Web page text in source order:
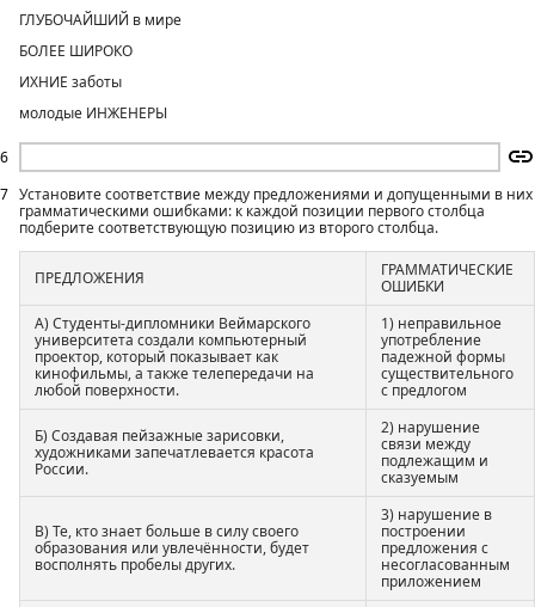
6
ГЛУБОЧАЙШИЙ в мире
БОЛЕЕ ШИРОКО
ИХНИЕ заботы
молодые ИНЖЕНЕРЫ
7 Установите соответствие между предложениями и допущенными в них
грамматическими ошибками: к каждой позиции первого столбца
подберите соответствующую позицию из второго столбца.
ПРЕДЛОЖЕНИЯ
ГРАММАТИЧЕСКИЕ
ОШИБКИ
А) Студенты-дипломники Веймарского
университета создали компьютерный
проектор, который показывает как
кинофильмы, а также телепередачи на
любой поверхности.
1) неправильное
употребление
падежной формы
существительного
с предлогом
Б) Создавая пейзажные зарисовки,
художниками запечатлевается красота
России.
2) нарушение
связи между
подлежащим и
сказуемым
В) Те, кто знает больше в силу своего
образования или увлечённости, будет
восполнять пробелы других.
3) нарушение в
построении
предложения с
несогласованным
приложением